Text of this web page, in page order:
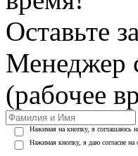
Оставьте
Менеджер
(рабочее
Нажимая на кнопку, я соглашаюсь
Нажимая кнопку, я даю согласие на